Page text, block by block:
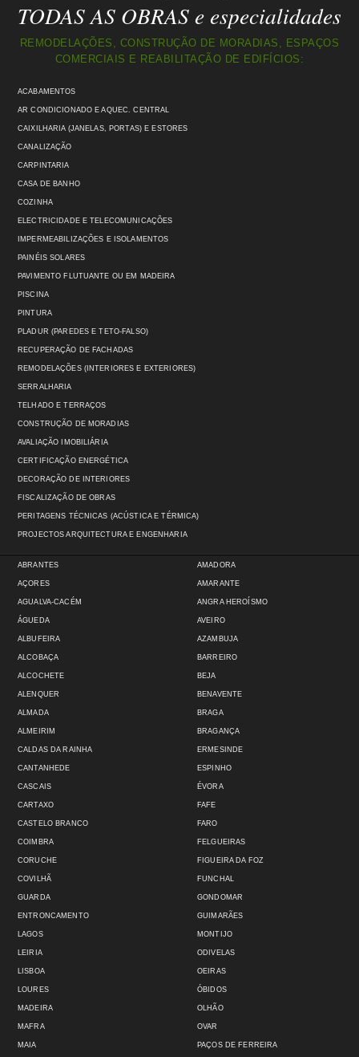
TODAS AS OBRAS e especialidades
REMODELAÇÕES, CONSTRUÇÃO DE MORADIAS, ESPAÇOS
COMERCIAIS E REABILITAÇÃO DE EDIFÍCIOS:
ACABAMENTOS
AR CONDICIONADO E AQUEC. CENTRAL
CAIXILHARIA (JANELAS, PORTAS) E ESTORES
CANALIZAÇÃO
CARPINTARIA
CASA DE BANHO
COZINHA
ELECTRICIDADE E TELECOMUNICAÇÕES
IMPERMEABILIZAÇÕES E ISOLAMENTOS
PAINÉIS SOLARES
PAVIMENTO FLUTUANTE OU EM MADEIRA
PISCINA
PINTURA
PLADUR (PAREDES E TETO-FALSO)
RECUPERAÇÃO DE FACHADAS
REMODELAÇÕES (INTERIORES E EXTERIORES)
SERRALHARIA
TELHADO E TERRAÇOS
CONSTRUÇÃO DE MORADIAS
AVALIAÇÃO IMOBILIÁRIA
CERTIFICAÇÃO ENERGÉTICA
DECORAÇÃO DE INTERIORES
FISCALIZAÇÃO DE OBRAS
PERITAGENS TÉCNICAS (ACÚSTICA E TÉRMICA)
PROJECTOS ARQUITECTURA E ENGENHARIA
ABRANTES
AÇORES
AGUALVA-CACÉM
ÁGUEDA
ALBUFEIRA
ALCOBAÇA
ALCOCHETE
ALENQUER
ALMADA
ALMEIRIM
AMADORA
AMARANTE
ANGRA HEROÍSMO
AVEIRO
AZAMBUJA
BARREIRO
BEJA
BENAVENTE
BRAGA
BRAGANÇA
CALDAS DA RAINHA
CANTANHEDE
CASCAIS
CARTAXO
CASTELO BRANCO
COIMBRA
CORUCHE
COVILHÃ
GUARDA
ENTRONCAMENTO
ERMESINDE
ESPINHO
ÉVORA
FAFE
FARO
FELGUEIRAS
FIGUEIRA DA FOZ
FUNCHAL
GONDOMAR
GUIMARÃES
LAGOS
LEIRIA
LISBOA
LOURES
MADEIRA
MAFRA
MAIA
MONTIJO
ODIVELAS
OEIRAS
ÓBIDOS
OLHÃO
OVAR
PAÇOS DE FERREIRA